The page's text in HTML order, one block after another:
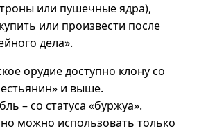
или пушечные ядра),
или произвести после
дела».
орудие доступно клону со
и выше.
– со статуса «буржуа».
можно использовать только